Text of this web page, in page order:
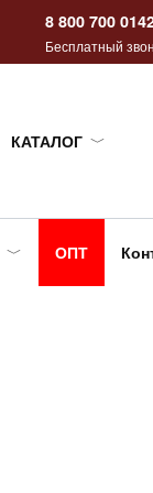
8 800 700
Бесплатный
КАТАЛОГ
ОПТ